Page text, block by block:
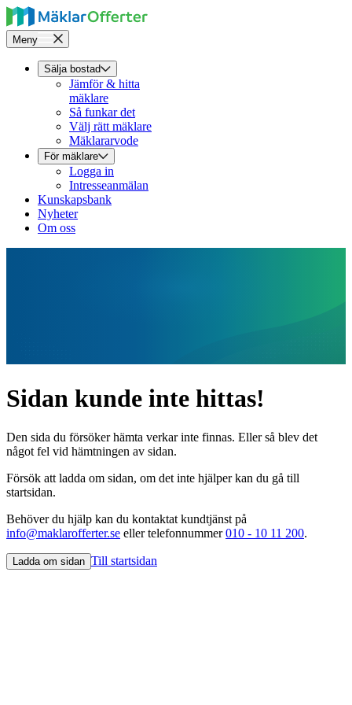
Meny
Sälja bostad
Jämför & hitta
mäklare
Så funkar det
Välj rätt mäklare
Mäklararvode
För mäklare
Logga in
Intresseanmälan
Kunskapsbank
Nyheter
Om oss
Sidan kunde inte hittas!
Den sida du försöker hämta verkar inte finnas. Eller så blev det
något fel vid hämtningen av sidan.
Försök att ladda om sidan, om det inte hjälper kan du gå till
startsidan.
Behöver du hjälp kan du kontaktat kundtjänst på
info@maklarofferter.se eller telefonnummer010 - 10 11 200.
Ladda om sidan Till startsidan